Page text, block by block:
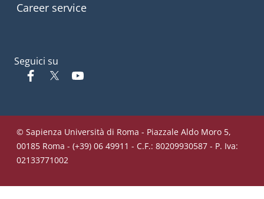
Career service
Seguici su
Facebook
Twitter
© Sapienza Università di Roma - Piazzale Aldo Moro 5,
00185 Roma - (+39) 06 49911 - C.F.: 80209930587 - P. Iva:
02133771002